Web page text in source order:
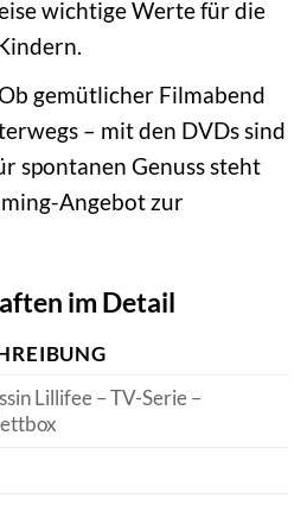
wichtige Werte für die
gemütlicher Filmabend
– mit den DVDs sind
spontanen Genuss steht
Angebot zur
im Detail
Lillifee – TV-Serie –